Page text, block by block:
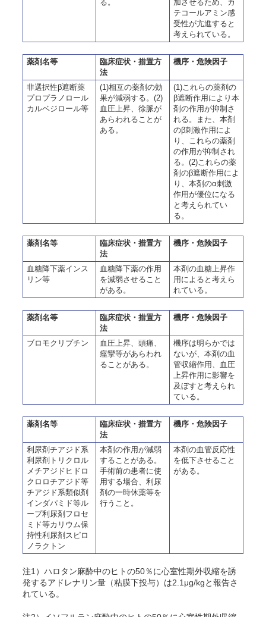
る。
加させるため、カ
テコールアミン感
受性が亢進すると
考えられている。
薬剤名等
臨床症状・措置方
法
機序・危険因子
非選択性β遮断薬
プロプラノロール
カルベジロール等
(1)相互の薬剤の効
果が減弱する。(2)
血圧上昇、徐脈が
あらわれることが
ある。
(1)これらの薬剤の
β遮断作用により本
剤の作用が抑制さ
れる。また、本剤
のβ刺激作用によ
り、これらの薬剤
の作用が抑制され
る。(2)これらの薬
剤のβ遮断作用によ
り、本剤のα刺激
作用が優位になる
と考えられてい
る。
薬剤名等
臨床症状・措置方
法
機序・危険因子
血糖降下薬インス
リン等
血糖降下薬の作用
を減弱させること
がある。
本剤の血糖上昇作
用によると考えら
れている。
薬剤名等
臨床症状・措置方
法
機序・危険因子
ブロモクリプチン
血圧上昇、頭痛、
痙攣等があらわれ
ることがある。
機序は明らかでは
ないが、本剤の血
管収縮作用、血圧
上昇作用に影響を
及ぼすと考えられ
ている。
薬剤名等
臨床症状・措置方
法
機序・危険因子
利尿剤チアジド系
利尿剤トリクロル
メチアジドヒドロ
クロロチアジド等
チアジド系類似剤
インダパミド等ル
ープ利尿剤フロセ
ミド等カリウム保
持性利尿剤スピロ
ノラクトン
本剤の作用が減弱
することがある。
手術前の患者に使
用する場合、利尿
剤の一時休薬等を
行うこと。
本剤の血管反応性
を低下させること
がある。
注1）ハロタン麻酔中のヒトの50％に心室性期外収縮を誘
発するアドレナリン量（粘膜下投与）は2.1μg/kgと報告さ
れている 。